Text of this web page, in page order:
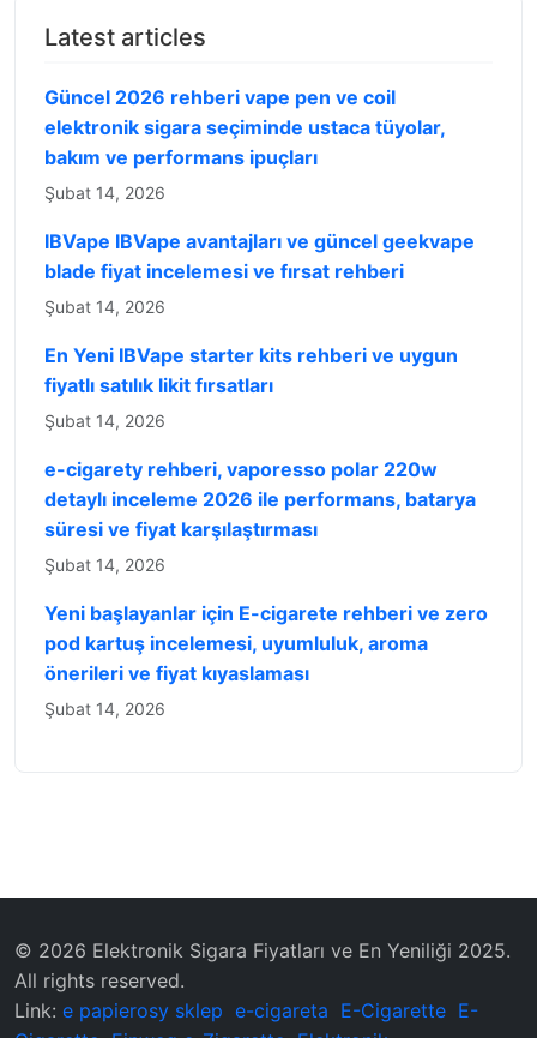
Latest articles
Güncel 2026 rehberi vape pen ve coil
elektronik sigara seçiminde ustaca tüyolar,
bakım ve performans ipuçları
Şubat 14, 2026
IBVape IBVape avantajları ve güncel geekvape
blade fiyat incelemesi ve fırsat rehberi
Şubat 14, 2026
En Yeni IBVape starter kits rehberi ve uygun
fiyatlı satılık likit fırsatları
Şubat 14, 2026
e-cigarety rehberi, vaporesso polar 220w
detaylı inceleme 2026 ile performans, batarya
süresi ve fiyat karşılaştırması
Şubat 14, 2026
Yeni başlayanlar için E-cigarete rehberi ve zero
pod kartuş incelemesi, uyumluluk, aroma
önerileri ve fiyat kıyaslaması
Şubat 14, 2026
© 2026 Elektronik Sigara Fiyatları ve En Yeniliği 2025.
All rights reserved.
Link: e papierosy sklep e-cigareta E-Cigarette E-